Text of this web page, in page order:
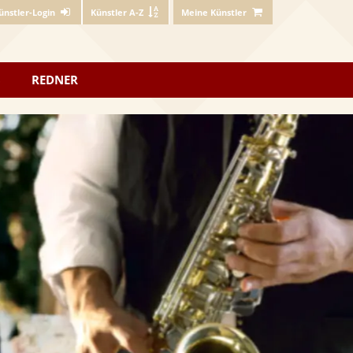
Login Künstler A-Z Meine Künstler
REDNER